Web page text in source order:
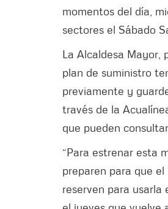
momentos del día,
sectores el Sábado
La Alcaldesa Mayor,
plan de suministro
previamente y
través de la
que pueden
“Para estrenar esta
preparen para que
reserven para usarla